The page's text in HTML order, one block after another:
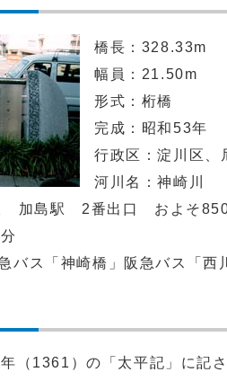
橋長：328.33m
幅員：21.50m
形式：桁橋
完成：昭和53年
行政区：淀川区、
河川名：神崎川
加島駅 2番出口 およそ
バス「神崎橋」阪急バス「西
（1361）の「太平記」に記